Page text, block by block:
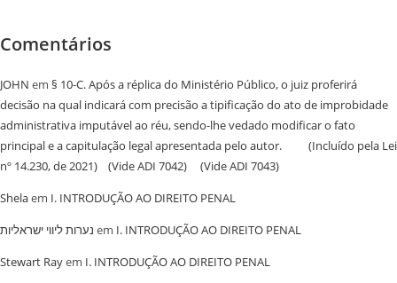
Comentários
JOHN em § 10-C. Após a réplica do Ministério Público, o juiz proferirá
decisão na qual indicará com precisão a tipificação do ato de improbidade
administrativa imputável ao réu, sendo-lhe vedado modificar o fato
principal e a capitulação legal apresentada pelo autor. (Incluído pela Lei
nº 14.230, de 2021) (Vide ADI 7042) (Vide ADI 7043)
Shelaem I. INTRODUÇÃO AO DIREITO PENAL
נערות ליווי ישראליות em I. INTRODUÇÃO AO DIREITO PENAL
Stewart Rayem I. INTRODUÇÃO AO DIREITO PENAL